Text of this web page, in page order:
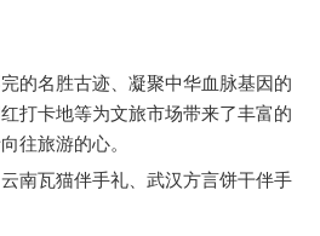
的名胜古迹、凝聚中华血脉基因的
打卡地等为文旅市场带来了丰富的
往旅游的心。
南瓦猫伴手礼、武汉方言饼干伴手